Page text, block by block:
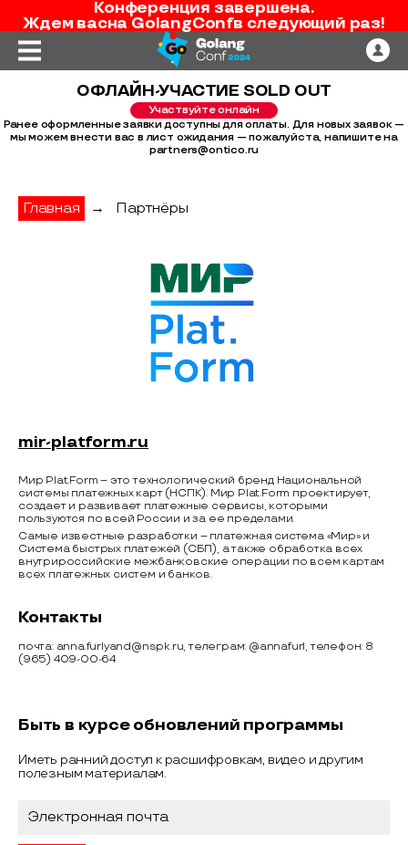
Конференция завершена.
Ждем васна GolangConfв следующий раз!
ОФЛАЙН-УЧАСТИЕ SOLD OUT
Участвуйте онлайн
Ранее оформленные заявки доступны для оплаты. Для новых заявок —
мы можем внести вас в лист ожидания — пожалуйста, напишите на
partners@ontico.ru
Главная → Партнёры
Мир Plat.Form - партнер конференции
mir-platform.ru
Мир Plat.Form – это технологический бренд Национальной
системы платежных карт (НСПК). Мир Plat.Form проектирует,
создает и развивает платежные сервисы, которыми
пользуются по всей России и за ее пределами.
Самые известные разработки – платежная система «Мир» и
Система быстрых платежей (СБП), а также обработка всех
внутрироссийские межбанковские операции по всем картам
всех платежных систем и банков.
Контакты
почта: anna.furlyand@nspk.ru, телеграм: @annafurl, телефон: 8
(965) 409-00-64
Быть в курсе обновлений программы
Иметь ранний доступ к расшифровкам, видео и другим
полезным материалам.